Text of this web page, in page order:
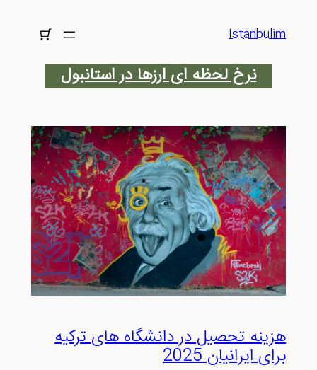
Istanbulim
نرخ لحظه ای ارزها در استانبول
هزینه تحصیل در دانشگاه های ترکیه
برای ایرانیان 2025